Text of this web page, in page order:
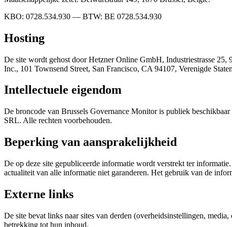
KBO: 0728.534.930 — BTW: BE 0728.534.930
Hosting
De site wordt gehost door Hetzner Online GmbH, Industriestrasse
Inc., 101 Townsend Street, San Francisco, CA 94107, Verenigde
Intellectuele eigendom
De broncode van Brussels Governance Monitor is publiek
SRL. Alle rechten voorbehouden.
Beperking van aansprakelijkheid
De op deze site gepubliceerde informatie wordt verstrekt ter
actualiteit van alle informatie niet garanderen. Het gebruik van de
Externe links
De site bevat links naar sites van derden (overheidsinstellingen,
betrekking tot hun inhoud.